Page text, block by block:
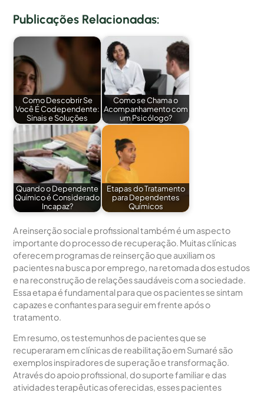
Publicações Relacionadas:
Como Descobrir Se
Você É Codependente:
Sinais e Soluções
Como se Chama o
Acompanhamento com
um Psicólogo?
Quando o Dependente
Químico é Considerado
Incapaz?
Etapas do Tratamento
para Dependentes
Químicos
A reinserção social e profissional também é um aspecto
importante do processo de recuperação. Muitas clínicas
oferecem programas de reinserção que auxiliam os
pacientes na busca por emprego, na retomada dos estudos
e na reconstrução de relações saudáveis com a sociedade.
Essa etapa é fundamental para que os pacientes se sintam
capazes e confiantes para seguir em frente após o
tratamento.
Em resumo, os testemunhos de pacientes que se
recuperaram em clínicas de reabilitação em Sumaré são
exemplos inspiradores de superação e transformação.
Através do apoio profissional, do suporte familiar e das
atividades terapêuticas oferecidas, esses pacientes